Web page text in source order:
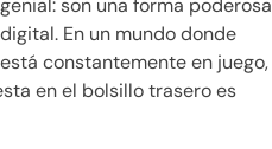
son una forma poderosa
En un mundo donde
constantemente en juego,
en el bolsillo trasero es